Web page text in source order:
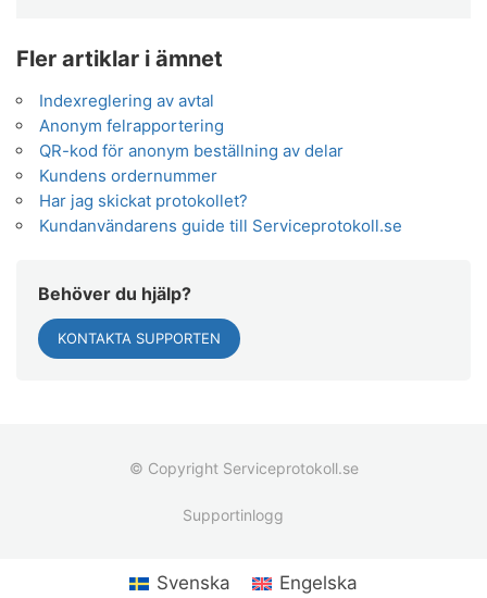
Fler artiklar i ämnet
Indexreglering av avtal
Anonym felrapportering
QR-kod för anonym beställning av delar
Kundens ordernummer
Har jag skickat protokollet?
Kundanvändarens guide till Serviceprotokoll.se
Behöver du hjälp?
KONTAKTA SUPPORTEN
© Copyright Serviceprotokoll.se
Supportinlogg
Svenska Engelska